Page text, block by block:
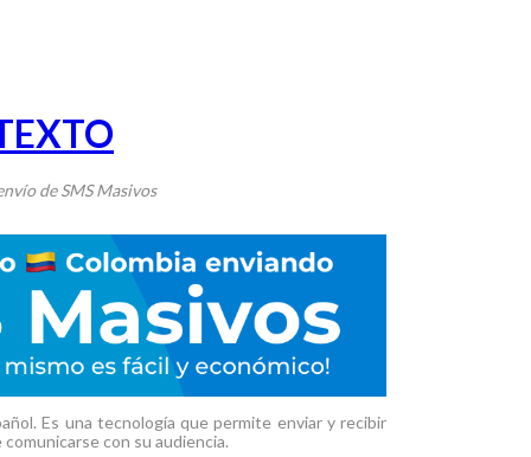
de SMS Masivos
Es una tecnología que permite enviar y recibir
con su audiencia.